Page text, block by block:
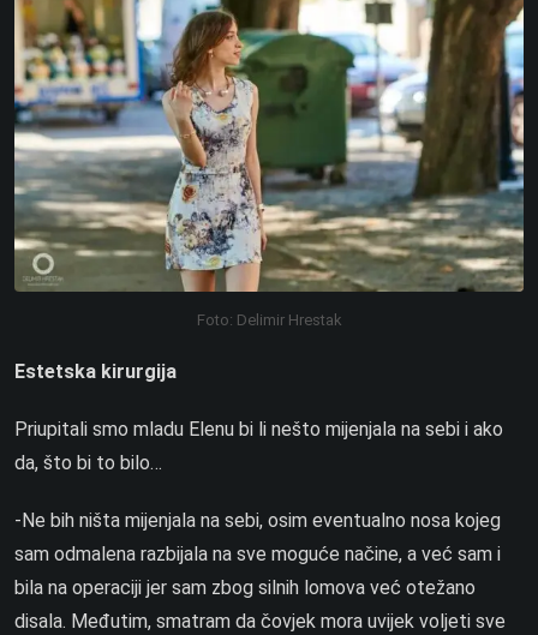
Foto: Delimir Hrestak
Estetska kirurgija
Priupitali smo mladu Elenu bi li nešto mijenjala na sebi i ako
da, što bi to bilo…
-Ne bih ništa mijenjala na sebi, osim eventualno nosa kojeg
sam odmalena razbijala na sve moguće načine, a već sam i
bila na operaciji jer sam zbog silnih lomova već otežano
disala. Međutim, smatram da čovjek mora uvijek voljeti sve